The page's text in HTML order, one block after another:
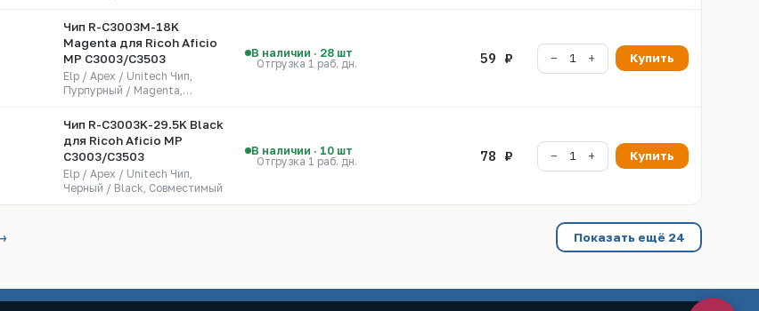
Чип R-C3003M-18K
Magenta для Ricoh Aficio
MP C3003/C3503
Elp / Apex / Unitech Чип,
Пурпурный / Magenta,
В наличии · 28 шт
Отгрузка 1 раб. дн.
59 ₽ Купить
Чип R-C3003K-29.5K Black
для Ricoh Aficio MP
C3003/C3503
Elp / Apex / Unitech Чип,
Черный / Black, Совместимый
В наличии · 10 шт
Отгрузка 1 раб. дн.
78 ₽ Купить
Показать ещё 24